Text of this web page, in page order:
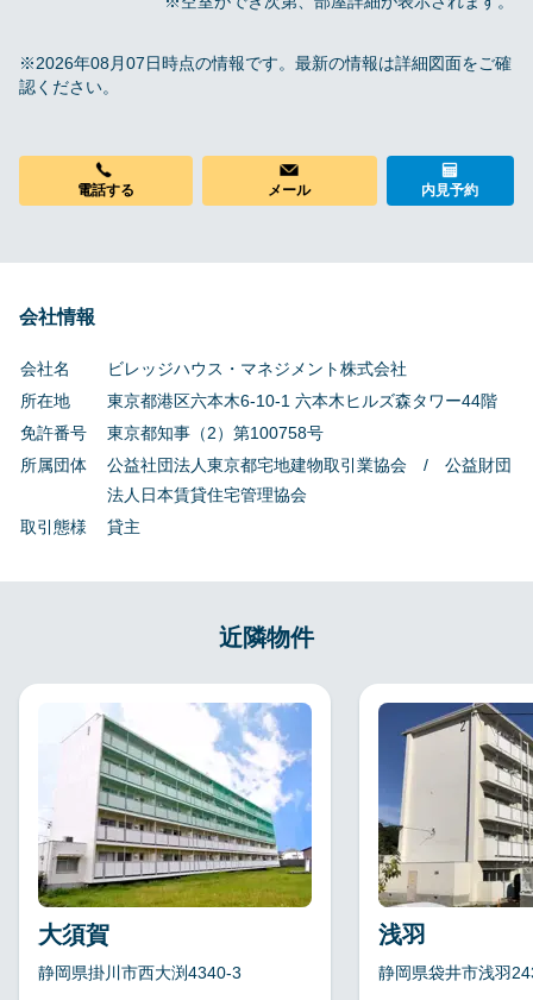
※2026年08月07日時点の情報です。最新の情報は詳細図面をご確
認ください。
電話する メール 内見予約
会社情報
会社名
ビレッジハウス・マネジメント株式会社
所在地
東京都港区六本木6-10-1 六本木ヒルズ森タワー44階
免許番号
東京都知事（2）第100758号
所属団体
公益社団法人東京都宅地建物取引業協会 / 公益財団
法人日本賃貸住宅管理協会
取引態様
貸主
近隣物件
大須賀
静岡県掛川市西大渕4340-3
浅羽
静岡県袋井市浅羽